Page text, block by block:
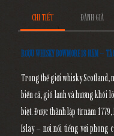
CHI TIẾT ĐÁNH GIÁ
RƯỢU WHISKY BOWMORE 18 NĂM –
Trong thế giới whisky Scotland,
biển cả, gió lạnh và hương khói
biệt. Được thành lập từ năm
Islay – nơi nổi tiếng với phong